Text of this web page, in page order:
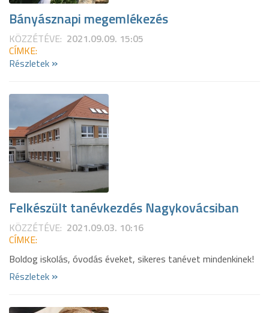
Bányásznapi megemlékezés
KÖZZÉTÉVE: 2021.09.09. 15:05
CÍMKE:
Részletek »
Felkészült tanévkezdés Nagykovácsiban
KÖZZÉTÉVE: 2021.09.03. 10:16
CÍMKE:
Boldog iskolás, óvodás éveket, sikeres tanévet mindenkinek!
Részletek »